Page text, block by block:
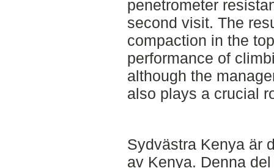
penetrometer
second visit. The
compaction in the
performance of
although the
also plays a crucial
Sydvästra Kenya är
av Kenya. Denna